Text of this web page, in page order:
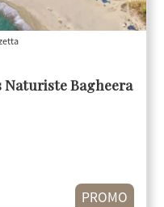
Naturiste Bagheera
PROMO